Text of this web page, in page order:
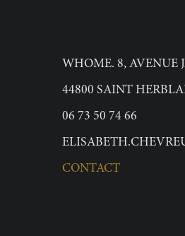
WHOME. 8, AVENUE
44800 SAINT
06 73 50 74 66
CONTACT